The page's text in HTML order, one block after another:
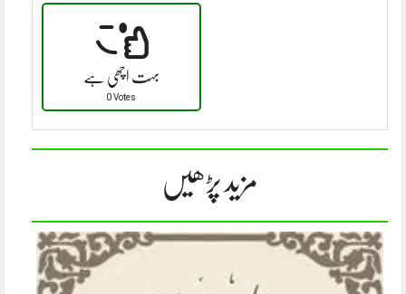
بہت اچھی ہے
0 Votes
مزید پڑھیں